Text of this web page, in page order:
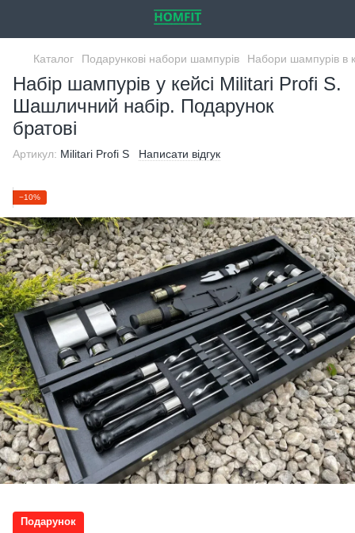
Каталог Подарункові набори шампурів Набори шампурів в
Набір шампурів у кейсі Militari Profi S.
Шашличний набір. Подарунок
братові
Артикул: Militari Profi S Написати відгук
−10%
Подарунок